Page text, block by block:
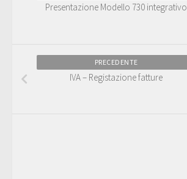
Presentazione Modello 730 integrativo
PRECEDENTE
IVA – Registazione fatture